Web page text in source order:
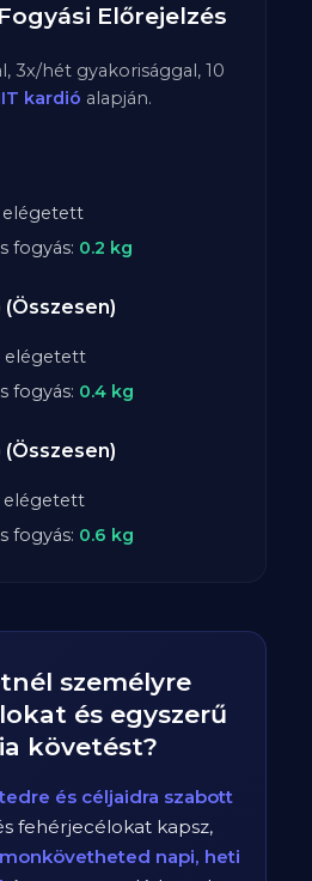
Előrejelzés
3x/hét gyakorisággal, 10
kardió alapján.
elégetett
fogyás: 0.2 kg
(Összesen)
elégetett
fogyás: 0.4 kg
(Összesen)
elégetett
fogyás: 0.6 kg
személyre
és egyszerű
követést?
és céljaidra szabott
fehérjecélokat kapsz,
napi, heti